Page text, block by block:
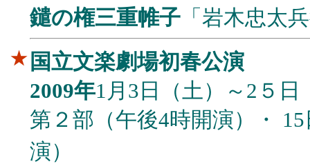
鑓の権三重帷子 「岩木忠太
★ 国立文楽劇場初春公演
2009年1月3日（土）～2５日
第２部（午後4時開演）・
演）